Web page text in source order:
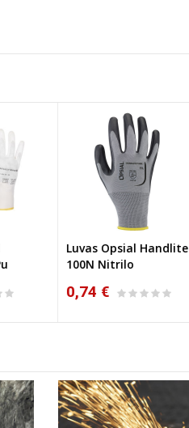
NOVO
Luvas Opsial Handlite
100N Nitrilo
0,74 €